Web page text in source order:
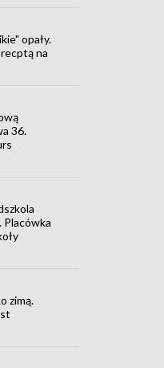
opały.
na
36.
Placówka
zimą.